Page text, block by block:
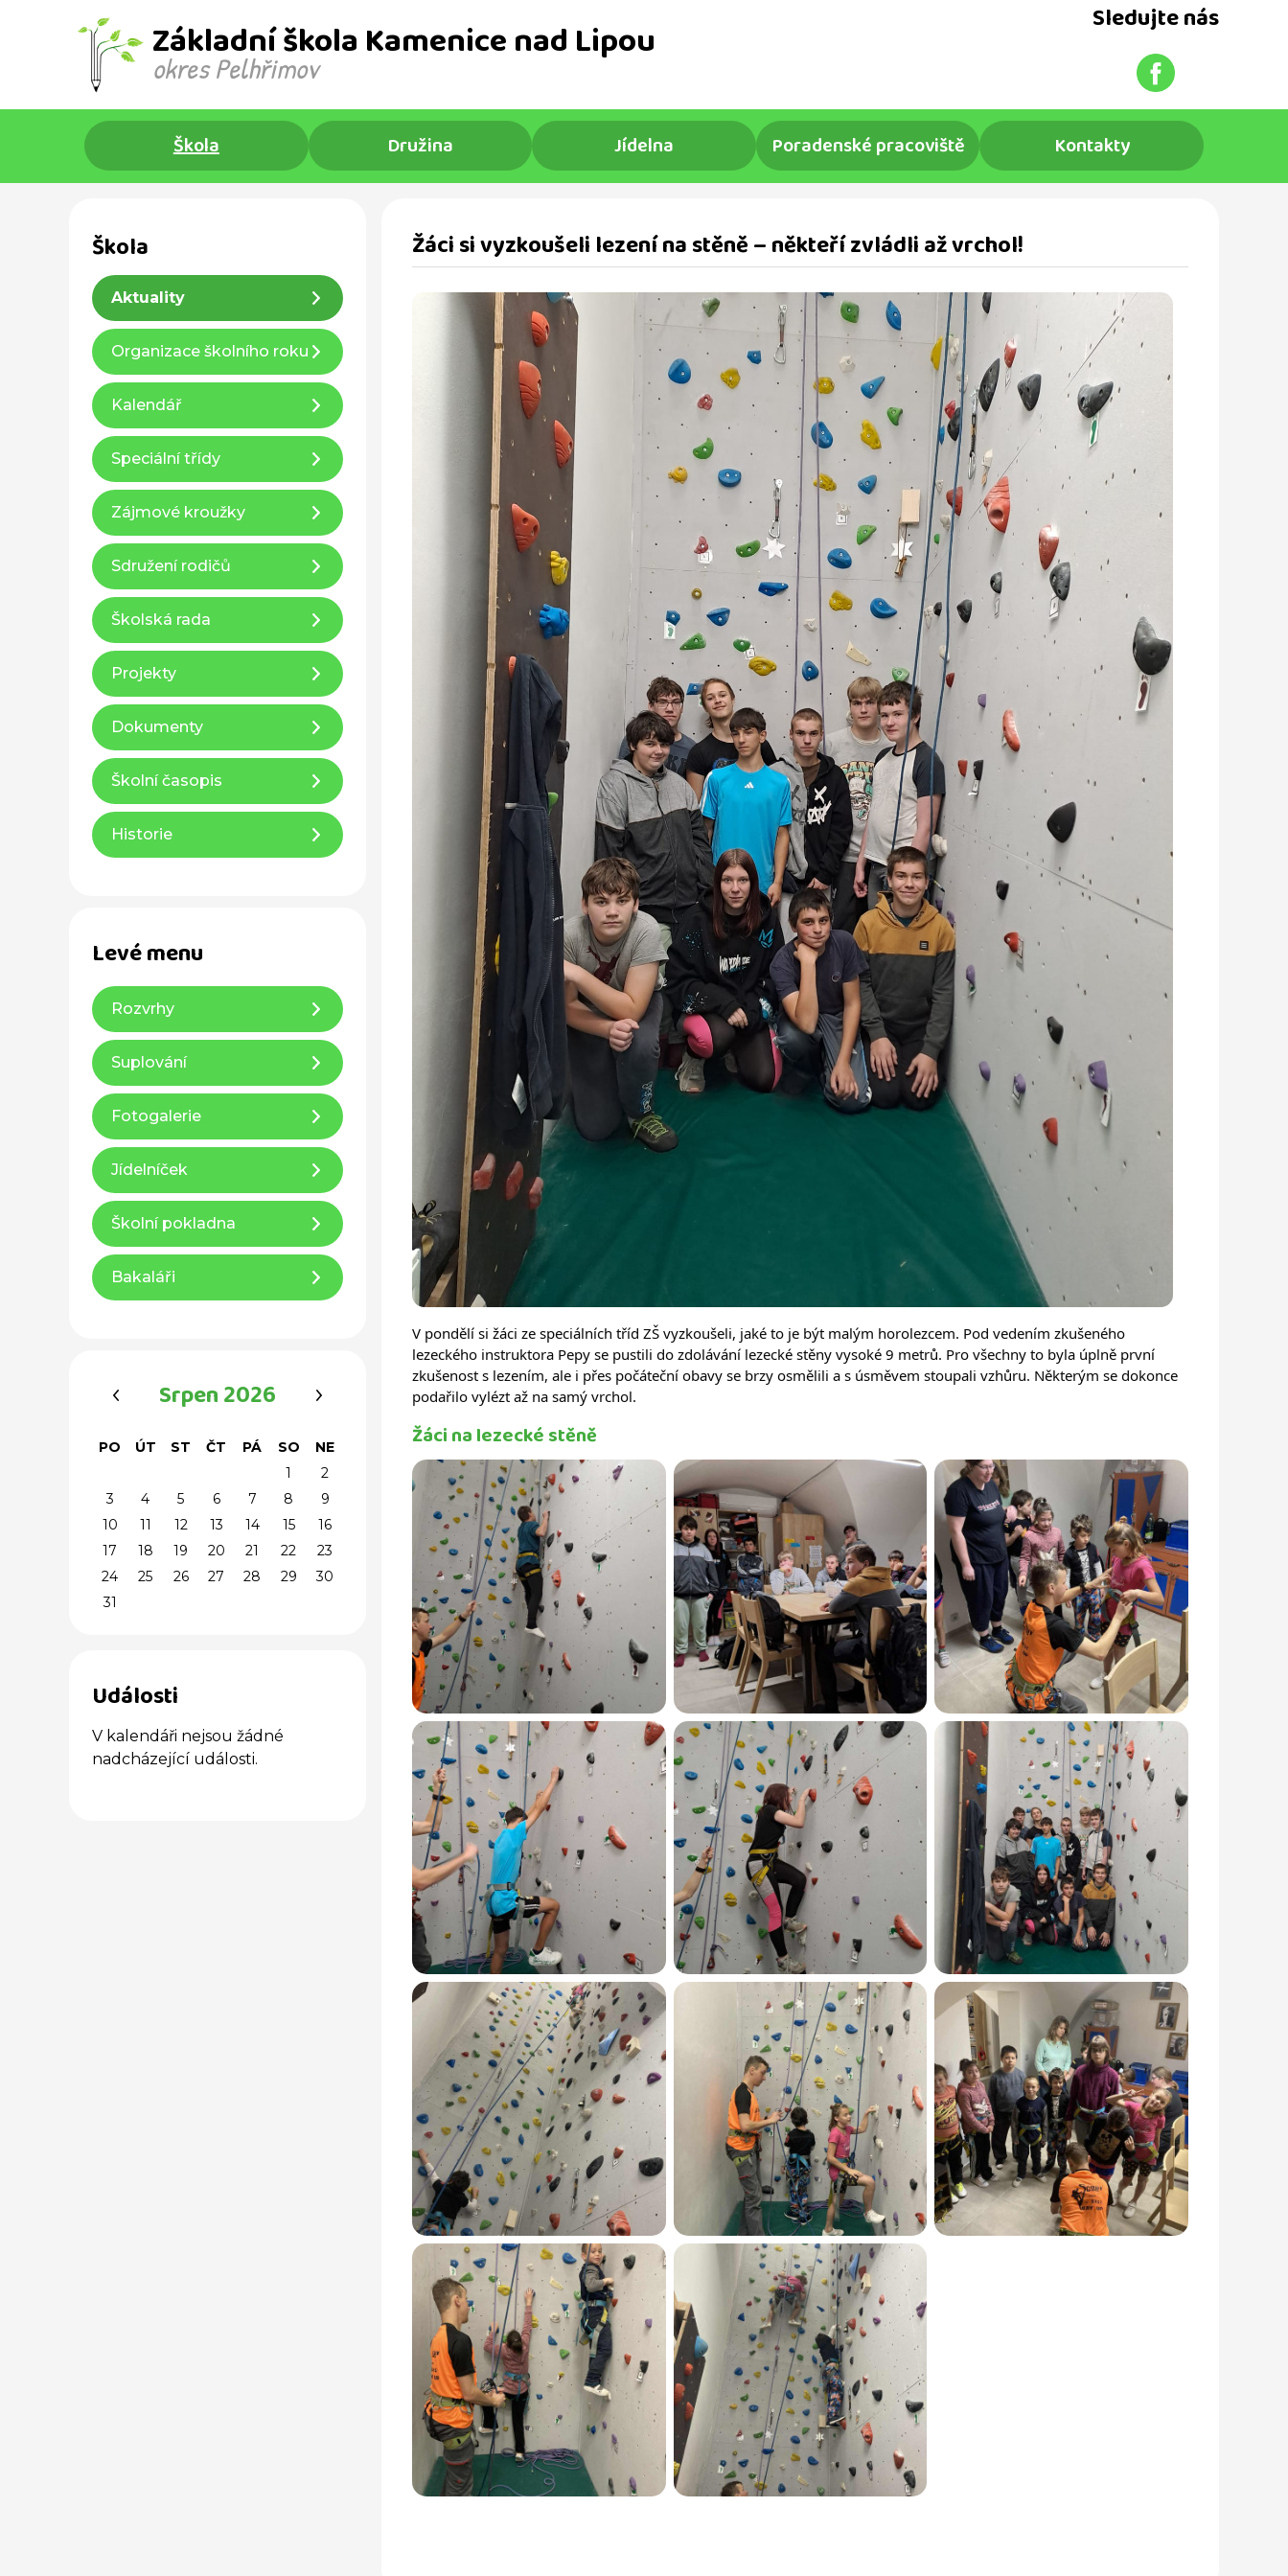
Základní škola Kamenice nad Lipou
okres Pelhřimov ​
Sledujte nás
Škola Družina Jídelna Poradenské pracoviště Kontakty
Žáci si vyzkoušeli lezení na stěně – někteří zvládli až vrchol!
V pondělí si žáci ze speciálních tříd ZŠ vyzkoušeli, jaké to je být malým horolezcem. Pod vedením zkušeného
lezeckého instruktora Pepy se pustili do zdolávání lezecké stěny vysoké 9 metrů. Pro všechny to byla úplně první
zkušenost s lezením, ale i přes počáteční obavy se brzy osmělili a s úsměvem stoupali vzhůru. Některým se dokonce
podařilo vylézt až na samý vrchol.
Žáci na lezecké stěně
Škola
Aktuality
Organizace školního roku
Kalendář
Speciální třídy
Zájmové kroužky
Sdružení rodičů
Školská rada
Projekty
Dokumenty
Školní časopis
Historie
Levé menu
Rozvrhy
Suplování
Fotogalerie
Jídelníček
Školní pokladna
Bakaláři
Srpen 2026
PO ÚT ST ČT PÁ SO
NE
1
2
3
4 5 6 7 8
9
10
11 12 13 14 15
16
17
18 19 20 21 22
23
24
25 26 27 28 29
30
31
Události
V kalendáři nejsou žádné
nadcházející události.